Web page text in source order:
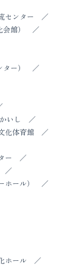
センター
館）
ー）
いし
化体育館
ー
ール）
ホール